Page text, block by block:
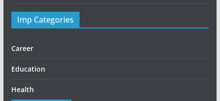
Imp Categories
Career
Education
Health